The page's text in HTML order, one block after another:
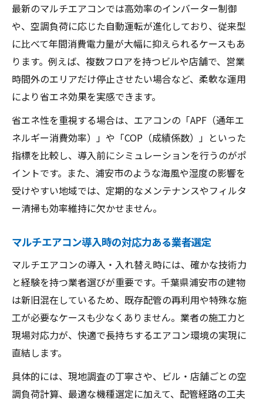
最新のマルチエアコンでは高効率のインバーター制御
や、空調負荷に応じた自動運転が進化しており、従来型
に比べて年間消費電力量が大幅に抑えられるケースもあ
ります。例えば、複数フロアを持つビルや店舗で、営業
時間外のエリアだけ停止させたい場合など、柔軟な運用
により省エネ効果を実感できます。
省エネ性を重視する場合は、エアコンの「APF（通年エ
ネルギー消費効率）」や「COP（成績係数）」といった
指標を比較し、導入前にシミュレーションを行うのがポ
イントです。また、浦安市のような海風や湿度の影響を
受けやすい地域では、定期的なメンテナンスやフィルタ
ー清掃も効率維持に欠かせません。
マルチエアコン導入時の対応力ある業者選定
マルチエアコンの導入・入れ替え時には、確かな技術力
と経験を持つ業者選びが重要です。千葉県浦安市の建物
は新旧混在しているため、既存配管の再利用や特殊な施
工が必要なケースも少なくありません。業者の施工力と
現場対応力が、快適で長持ちするエアコン環境の実現に
直結します。
具体的には、現地調査の丁寧さや、ビル・店舗ごとの空
調負荷計算、最適な機種選定に加えて、配管経路の工夫